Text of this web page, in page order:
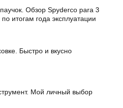
ТВОРЧЕСТВО
Обзор Spyderco para 3
итогам года эксплуатации
Быстро и вкусно
Мой личный выбор